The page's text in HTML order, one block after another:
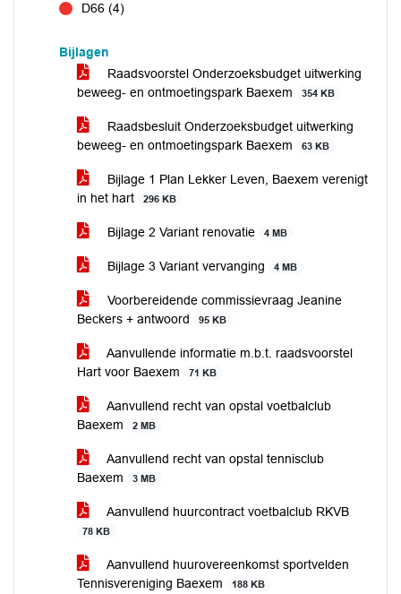
D66 (4)
Bijlagen
Raadsvoorstel Onderzoeksbudget uitwerking
beweeg- en ontmoetingspark Baexem
354 KB
Raadsbesluit Onderzoeksbudget uitwerking
beweeg- en ontmoetingspark Baexem
63 KB
Bijlage 1 Plan Lekker Leven, Baexem verenigt
in het hart
296 KB
Bijlage 2 Variant renovatie 4 MB
Bijlage 3 Variant vervanging 4 MB
Voorbereidende commissievraag Jeanine
Beckers + antwoord
95 KB
Aanvullende informatie m.b.t. raadsvoorstel
Hart voor Baexem
71 KB
Aanvullend recht van opstal voetbalclub
Baexem
2 MB
Aanvullend recht van opstal tennisclub
Baexem
3 MB
Aanvullend huurcontract voetbalclub RKVB
78 KB
Aanvullend huurovereenkomst sportvelden
Tennisvereniging Baexem
188 KB